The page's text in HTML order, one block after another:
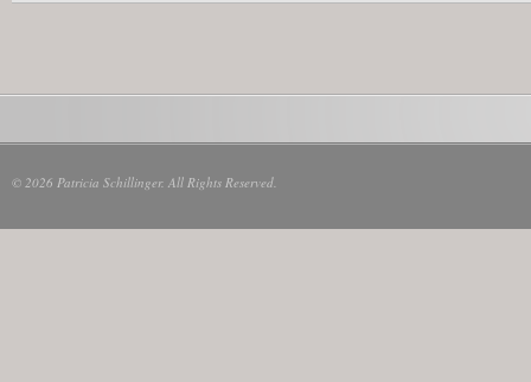
© 2026 Patricia Schillinger. All Rights Reserved.